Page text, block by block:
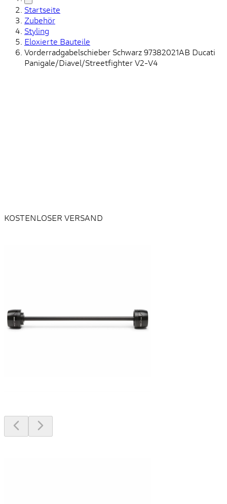
Startseite
Zubehör
Styling
Eloxierte Bauteile
Vorderradgabelschieber Schwarz 97382021AB Ducati
Panigale/Diavel/Streetfighter V2-V4
KOSTENLOSER VERSAND